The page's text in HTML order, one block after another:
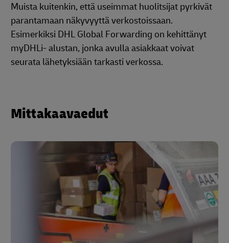
Muista kuitenkin, että useimmat huolitsijat pyrkivät
parantamaan näkyvyyttä verkostoissaan.
Esimerkiksi DHL Global Forwarding on kehittänyt
myDHLi- alustan, jonka avulla asiakkaat voivat
seurata lähetyksiään tarkasti verkossa.
Mittakaavaedut